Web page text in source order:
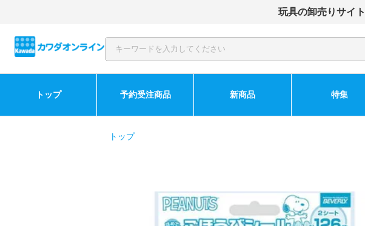
玩具の卸売りサイト
トップ 予約受注商品 新商品 特集
トップ